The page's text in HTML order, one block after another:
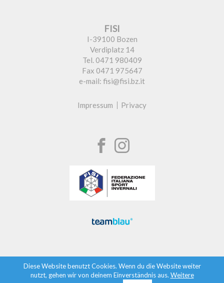
FISI
I-39100 Bozen
Verdiplatz 14
Tel. 0471 980409
Fax 0471 975647
e-mail: fisi@fisi.bz.it
Impressum Privacy
Diese Website benutzt Cookies. Wenn du die Website weiter
nutzt, gehen wir von deinem Einverständnis aus. Weitere